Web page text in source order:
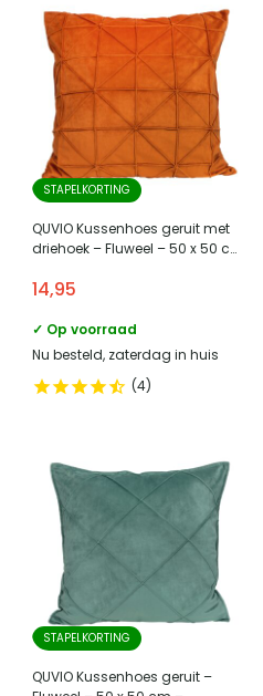
STAPELKORTING
QUVIO Kussenhoes geruit met
driehoek – Fluweel – 50 x 50 cm
14,95
✓ Op voorraad
Nu besteld, zaterdag in huis
4
STAPELKORTING
QUVIO Kussenhoes geruit –